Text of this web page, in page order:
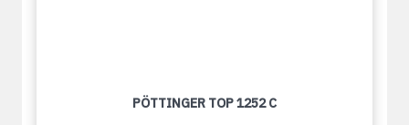
PÖTTINGER TOP 1252 C